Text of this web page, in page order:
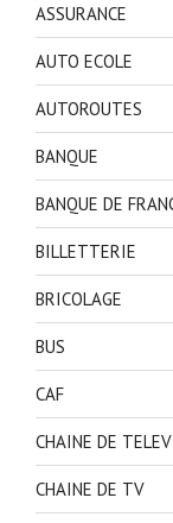
ASSURANCE
AUTO ECOLE
AUTOROUTES
BANQUE
BANQUE DE
BILLETTERIE
BRICOLAGE
BUS
CAF
CHAINE DE
CHAINE DE TV